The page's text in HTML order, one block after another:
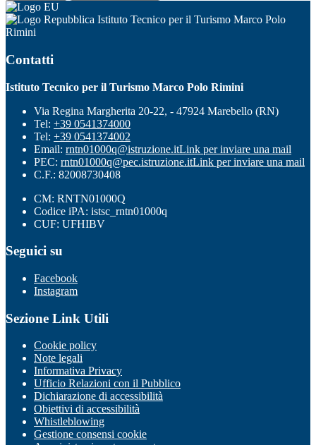
Istituto Tecnico per il Turismo Marco Polo
Rimini
Contatti
Istituto Tecnico per il Turismo Marco Polo Rimini
Via Regina Margherita 20-22, - 47924 Marebello (RN)
Tel: +39 0541374000
Tel: +39 0541374002
Email: rntn01000q@istruzione.itLink per inviare una mail
PEC: rntn01000q@pec.istruzione.itLink per inviare una mail
C.F.: 82008730408
CM: RNTN01000Q
Codice iPA: istsc_rntn01000q
CUF: UFHIBV
Seguici su
Facebook
Instagram
Sezione Link Utili
Cookie policy
Note legali
Informativa Privacy
Ufficio Relazioni con il Pubblico
Dichiarazione di accessibilità
Obiettivi di accessibilità
Whistleblowing
Gestione consensi cookie